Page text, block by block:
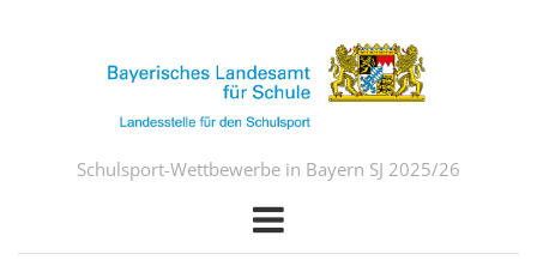
Schulsport-Wettbewerbe in Bayern SJ 2025/26